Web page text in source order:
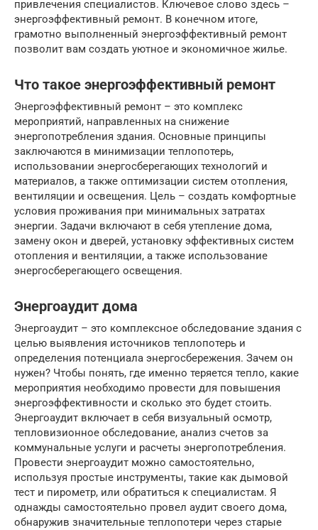
привлечения специалистов. Ключевое слово здесь –
энергоэффективный ремонт. В конечном итоге,
грамотно выполненный энергоэффективный ремонт
позволит вам создать уютное и экономичное жилье.
Что такое энергоэффективный ремонт
Энергоэффективный ремонт – это комплекс
мероприятий, направленных на снижение
энергопотребления здания. Основные принципы
заключаются в минимизации теплопотерь,
использовании энергосберегающих технологий и
материалов, а также оптимизации систем отопления,
вентиляции и освещения. Цель – создать комфортные
условия проживания при минимальных затратах
энергии. Задачи включают в себя утепление дома,
замену окон и дверей, установку эффективных систем
отопления и вентиляции, а также использование
энергосберегающего освещения.
Энергоаудит дома
Энергоаудит – это комплексное обследование здания с
целью выявления источников теплопотерь и
определения потенциала энергосбережения. Зачем он
нужен? Чтобы понять, где именно теряется тепло, какие
мероприятия необходимо провести для повышения
энергоэффективности и сколько это будет стоить.
Энергоаудит включает в себя визуальный осмотр,
тепловизионное обследование, анализ счетов за
коммунальные услуги и расчеты энергопотребления.
Провести энергоаудит можно самостоятельно,
используя простые инструменты, такие как дымовой
тест и пирометр, или обратиться к специалистам. Я
однажды самостоятельно провел аудит своего дома,
обнаружив значительные теплопотери через старые